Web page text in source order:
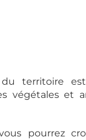
territoire
végétales et
pourrez